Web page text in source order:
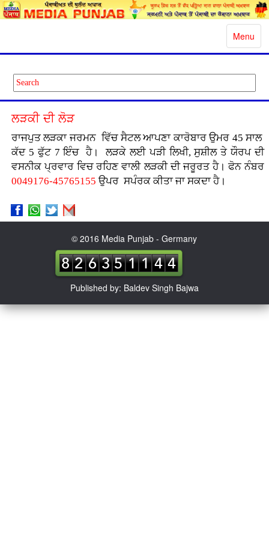
Toggle
Menu
ਲੜਕੀ ਦੀ ਲੋੜ
ਰਾਜਪੁਤ ਲੜਕਾ ਜਰਮਨ ਵਿੱਚ ਸੈਟਲ ਆਪਣਾ ਕਾਰੋਬਾਰ ਉਮਰ 45 ਸਾਲ
ਕੱਦ 5 ਫੁੱਟ 7 ਇੰਚ ਹੈ। ਲੜਕੇ ਲਈ ਪੜੀ ਲਿਖੀ, ਸੁਸ਼ੀਲ ਤੇ ਯੌਰਪ ਦੀ
ਵਸਨੀਕ ਪ੍ਰਵਾਰ ਵਿਚ ਰਹਿਣ ਵਾਲੀ ਲੜਕੀ ਦੀ ਜਰੂਰਤ ਹੈ। ਫੋਨ ਨੰਬਰ
0049176-45765155 ਉਪਰ ਸਪੰਰਕ ਕੀਤਾ ਜਾ ਸਕਦਾ ਹੈ।
© 2016 Media Punjab - Germany
Published by: Baldev Singh Bajwa